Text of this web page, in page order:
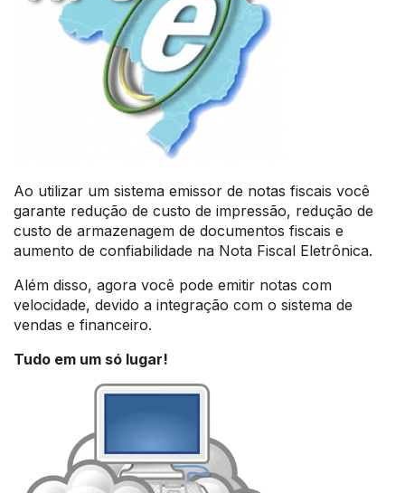
Ao utilizar um sistema emissor de notas fiscais você
garante redução de custo de impressão, redução de
custo de armazenagem de documentos fiscais e
aumento de confiabilidade na Nota Fiscal Eletrônica.
Além disso, agora você pode emitir notas com
velocidade, devido a integração com o sistema de
vendas e financeiro.
Tudo em um só lugar!